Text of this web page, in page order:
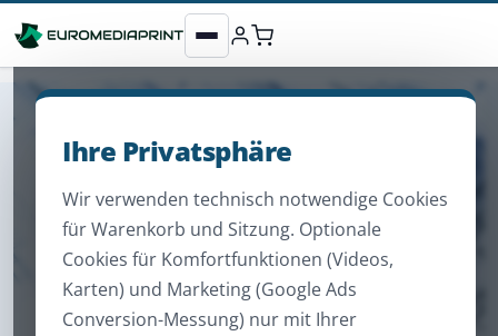
Ihre Privatsphäre
Wir verwenden technisch notwendige Cookies
für Warenkorb und Sitzung. Optionale
Cookies für Komfortfunktionen (Videos,
Karten) und Marketing (Google Ads
Conversion-Messung) nur mit Ihrer